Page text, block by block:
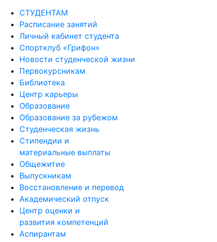
СТУДЕНТАМ
Расписание занятий
Личный кабинет студента
Спортклуб «Грифон»
Новости студенческой жизни
Первокурсникам
Библиотека
Центр карьеры
Образование
Образование за рубежом
Студенческая жизнь
Стипендии и
материальные выплаты
Общежитие
Выпускникам
Восстановление и перевод
Академический отпуск
Центр оценки и
развития компетенций
Аспирантам